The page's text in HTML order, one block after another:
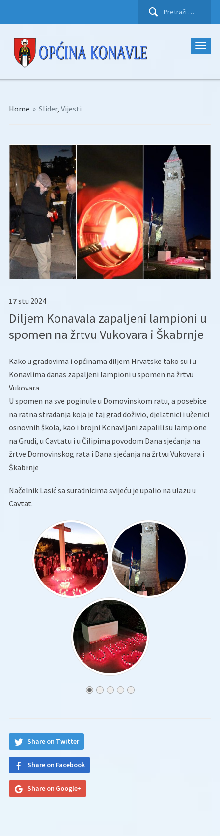
Pretraži:
Home » Slider, Vijesti
17stu 2024
Diljem Konavala zapaljeni lampioni u
spomen na žrtvu Vukovara i Škabrnje
Kako u gradovima i općinama diljem Hrvatske tako su i u
Konavlima danas zapaljeni lampioni u spomen na žrtvu
Vukovara.
U spomen na sve poginule u Domovinskom ratu, a posebice
na ratna stradanja koja je taj grad doživio, djelatnici i učenici
osnovnih škola, kao i brojni Konavljani zapalili su lampione
na Grudi, u Cavtatu i u Čilipima povodom Dana sjećanja na
žrtve Domovinskog rata i Dana sjećanja na žrtvu Vukovara i
Škabrnje
Načelnik Lasić sa suradnicima svijeću je upalio na ulazu u
Cavtat.
Share on Twitter
Share on Facebook
Share on Google+